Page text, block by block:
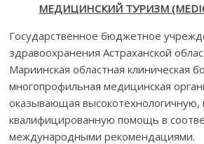
МЕДИЦИНСКИЙ ТУРИЗМ
Государственное бюджетное
здравоохранения Астраханской
Мариинская областная клиническая
многопрофильная медицинская
оказывающая высокотехнологичную,
квалифицированную помощь в
международными рекомендациями.